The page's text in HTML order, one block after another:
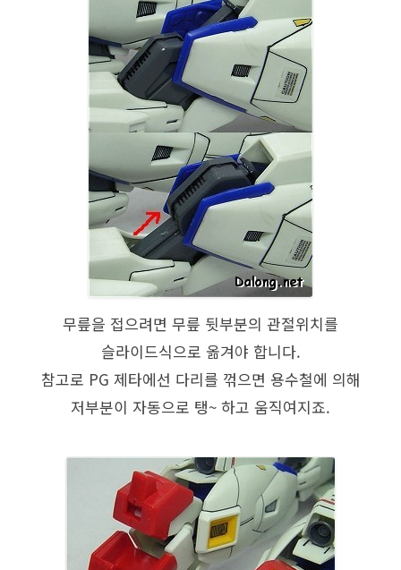
무릎을 접으려면 무릎 뒷부분의 관절위치를
슬라이드식으로 옮겨야 합니다.
참고로 PG 제타에선 다리를 꺾으면 용수철에 의해
저부분이 자동으로 탱~ 하고 움직여지죠.